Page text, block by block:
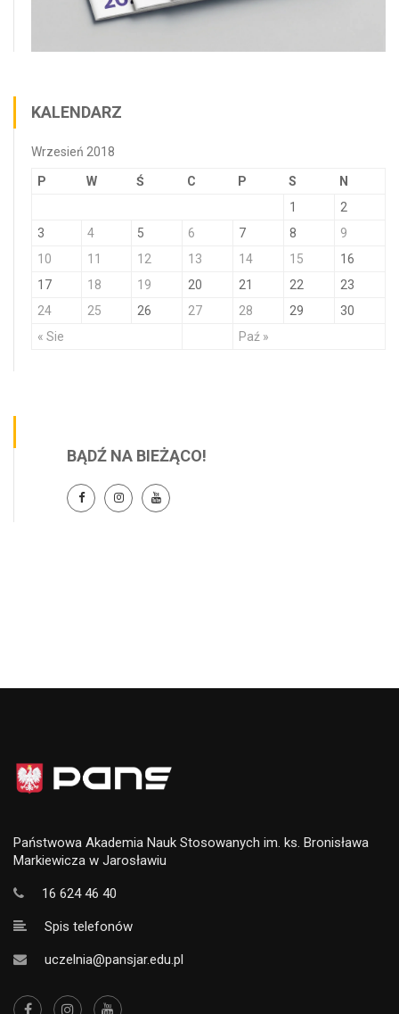
KALENDARZ
Wrzesień 2018
P W Ś C P S N
« Sie Paź »
1
2
3
4 5 6 7 8
9
10
11 12 13 14 15
16
17
18 19 20 21 22
23
24
25 26 27 28 29 30
BĄDŹ NA BIEŻĄCO!
Państwowa Akademia Nauk Stosowanych im. ks. Bronisława
Markiewicza w Jarosławiu
16 624 46 40
Spis telefonów
uczelnia@pansjar.edu.pl